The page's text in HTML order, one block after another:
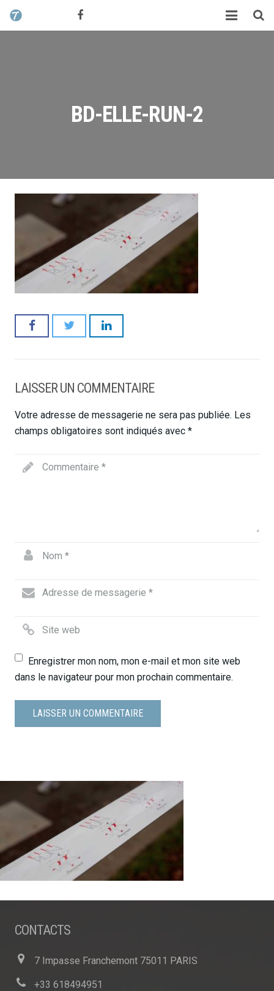
BD-ELLE-RUN-2
LAISSER UN COMMENTAIRE
Votre adresse de messagerie ne sera pas publiée. Les
champs obligatoires sont indiqués avec *
Enregistrer mon nom, mon e-mail et mon site web
dans le navigateur pour mon prochain commentaire.
CONTACTS
7 Impasse Franchemont 75011 PARIS
+33 618494951